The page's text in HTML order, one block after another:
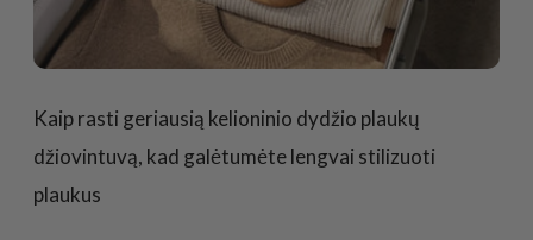
Kaip rasti geriausią kelioninio dydžio plaukų
džiovintuvą, kad galėtumėte lengvai stilizuoti
plaukus